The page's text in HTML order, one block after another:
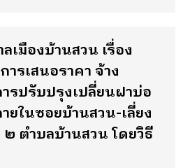
เมืองบ้านสวน เรื่อง
รเสนอราคา จ้าง
รปรับปรุงเปลี่ยนฝาบ่อ
ยในซอยบ้านสวน-เลี่ยง
ตำบลบ้านสวน โดยวิธี